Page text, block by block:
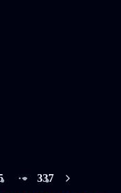
More pages
337